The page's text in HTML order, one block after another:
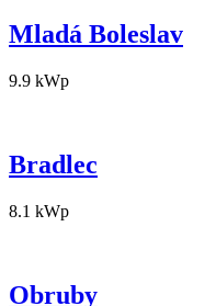
Mladá Boleslav
9.9 kWp
Bradlec
8.1 kWp
Obruby